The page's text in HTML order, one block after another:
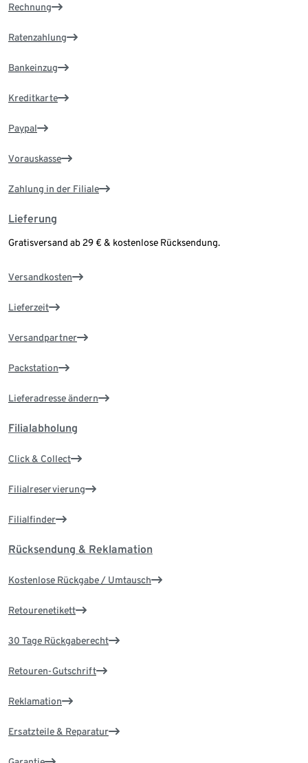
Rechnung
Ratenzahlung
Bankeinzug
Kreditkarte
Paypal
Vorauskasse
Zahlung in der Filiale
Lieferung
Gratisversand ab 29 € & kostenlose Rücksendung.
Versandkosten
Lieferzeit
Versandpartner
Packstation
Lieferadresse ändern
Filialabholung
Click & Collect
Filialreservierung
Filialfinder
Rücksendung & Reklamation
Kostenlose Rückgabe / Umtausch
Retourenetikett
30 Tage Rückgaberecht
Retouren-Gutschrift
Reklamation
Ersatzteile & Reparatur